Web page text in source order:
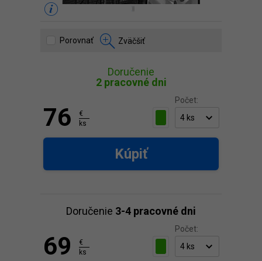
Porovnať Zväčšiť
Doručenie
2 pracovné dni
Počet:
76
€
ks
Kúpiť
Doručenie 3-4 pracovné dni
Počet:
69
€
ks